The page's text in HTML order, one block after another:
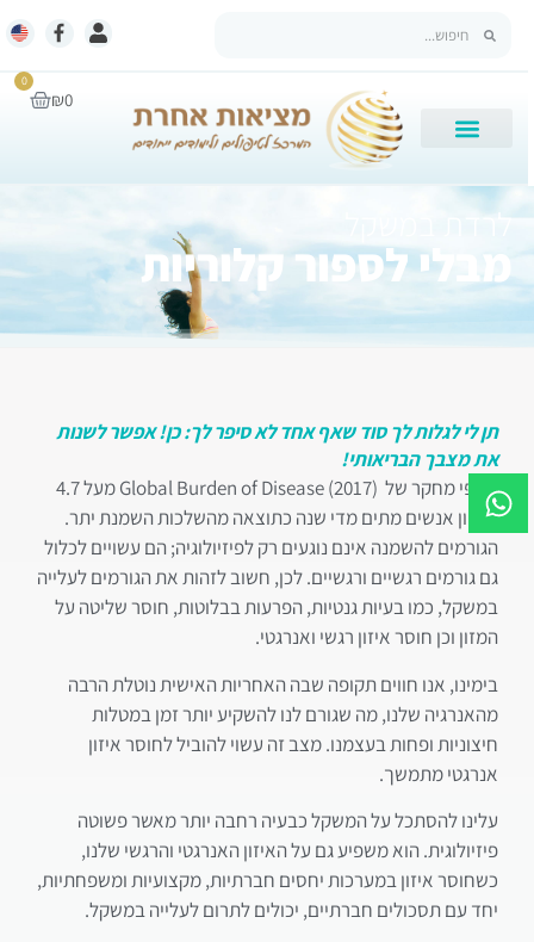
₪0
0
לרדת במשקל
מבלי לספור קלוריות
תן לי לגלות לך סוד שאף אחד לא סיפר לך: כן! אפשר לשנות
את מצבך הבריאותי!
על פי מחקר שלGlobal Burden of Disease (2017)
מעל 4.7
מיליון אנשים מתים מדי שנה כתוצאה מהשלכות השמנת יתר.
הגורמים להשמנה אינם נוגעים רק לפיזיולוגיה; הם עשויים לכלול
גם גורמים רגשיים ורגשיים. לכן, חשוב לזהות את הגורמים לעלייה
במשקל, כמו בעיות גנטיות, הפרעות בבלוטות, חוסר שליטה על
המזון וכן חוסר איזון רגשי ואנרגטי.
בימינו, אנו חווים תקופה שבה האחריות האישית נוטלת הרבה
מהאנרגיה שלנו, מה שגורם לנו להשקיע יותר זמן במטלות
חיצוניות ופחות בעצמנו. מצב זה עשוי להוביל לחוסר איזון
אנרגטי מתמשך.
עלינו להסתכל על המשקל כבעיה רחבה יותר מאשר פשוטה
פיזיולוגית. הוא משפיע גם על האיזון האנרגטי והרגשי שלנו,
כשחוסר איזון במערכות יחסים חברתיות, מקצועיות ומשפחתיות,
יחד עם תסכולים חברתיים, יכולים לתרום לעלייה במשקל.